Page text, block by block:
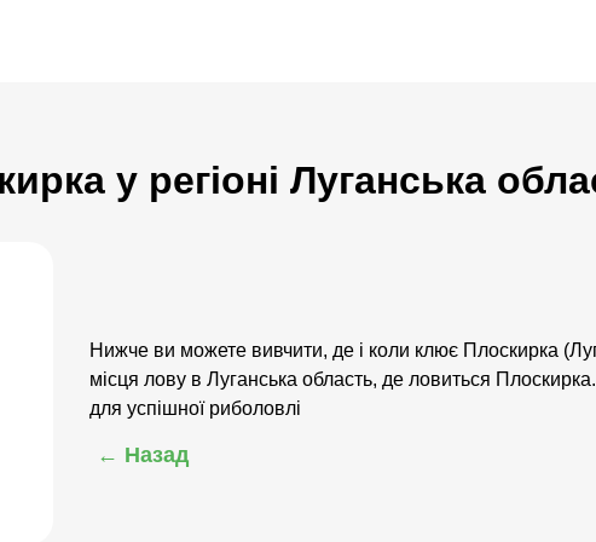
у регіоні Луганська
Нижче ви можете вивчити, де і коли клює Плоскирка
місця лову в Луганська область, де ловиться
для успішної риболовлі
← Назад